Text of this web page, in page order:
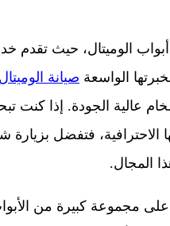
الوميتال، حيث تقدم
الواسعة صيانة الوميتال
عالية الجودة. إذا كنت
الاحترافية، فتفضل بزيارة
المجال.
على مجموعة كبيرة من